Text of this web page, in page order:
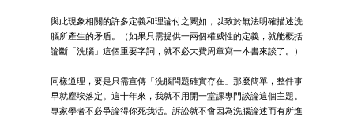
與此現象相關的許多定義和理論付之闕如，以致於無法明確描述洗
腦所產生的矛盾。（如果只需提供一兩個權威性的定義，就能概括
論斷「洗腦」這個重要字詞，就不必大費周章寫一本書來談了。）
同樣道理，要是只需宣傳「洗腦問題確實存在」那麼簡單，整件事
早就塵埃落定。這十年來，我就不用開一堂課專門談論這個主題。
專家學者不必爭論得你死我活。訴訟就不會因為洗腦論述而有所進